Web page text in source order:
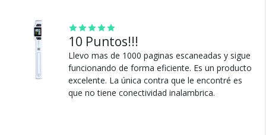
Ver más
10 Puntos!!!
Llevo mas de 1000 paginas escaneadas y sigue
funcionando de forma eficiente. Es un producto
excelente. La única contra que le encontré es
que no tiene conectividad inalambrica.